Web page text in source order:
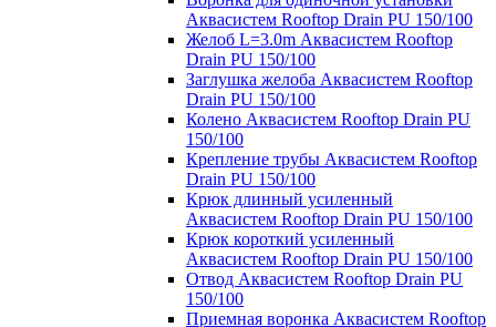
Аквасистем Rooftop Drain PU 150/100
Желоб L=3.0m Аквасистем Rooftop
Drain PU 150/100
Заглушка желоба Аквасистем Rooftop
Drain PU 150/100
Колено Аквасистем Rooftop Drain PU
150/100
Крепление трубы Аквасистем Rooftop
Drain PU 150/100
Крюк длинный усиленный
Аквасистем Rooftop Drain PU 150/100
Крюк короткий усиленный
Аквасистем Rooftop Drain PU 150/100
Отвод Аквасистем Rooftop Drain PU
150/100
Приемная воронка Аквасистем Rooftop